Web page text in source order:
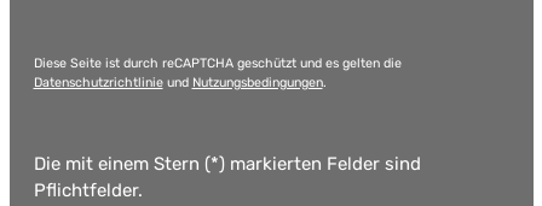
Diese Seite ist durch reCAPTCHA geschützt und es gelten die
Datenschutzrichtlinieund Nutzungsbedingungen.
Die mit einem Stern (*) markierten Felder sind
Pflichtfelder.